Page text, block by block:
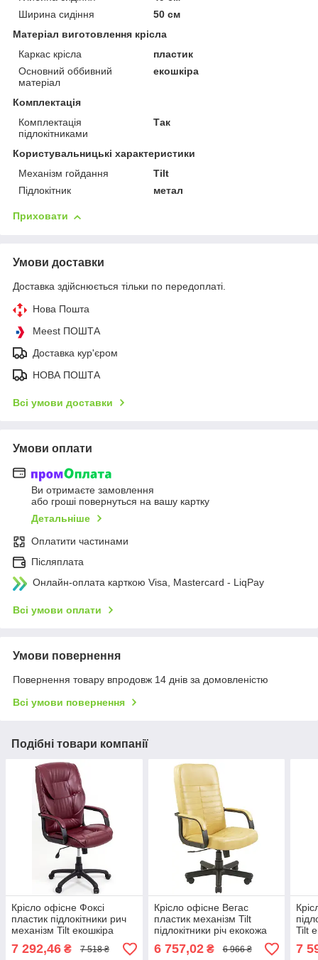
Ширина сидіння
50 см
Матеріал виготовлення крісла
Каркас крісла
пластик
Основний оббивний
матеріал
екошкіра
Комплектація
Комплектація
підлокітниками
Так
Користувальницькі характеристики
Механізм гойдання
Tilt
Підлокітник
метал
Приховати
Умови доставки
Доставка здійснюється тільки по передоплаті.
Нова Пошта
Meest ПОШТА
Доставка кур'єром
НОВА ПОШТА
Всі умови доставки
Умови оплати
Ви отримаєте замовлення
або гроші повернуться на вашу картку
Детальніше
Оплатити частинами
Післяплата
Онлайн-оплата карткою Visa, Mastercard - LiqPay
Всі умови оплати
Умови повернення
Повернення товару впродовж 14 днів за домовленістю
Всі умови повернення
Подібні товари компанії
Крісло офісне Фоксі
пластик підлокітники рич
механізм Tilt екошкіра
Флай-2223 (Richman ТМ)
7 292,46 ₴ 7 518 ₴
Крісло офісне Вегас
пластик механізм Tilt
підлокітники річ екокожа
Титан Голд Беж (Richman
ТМ)
6 757,02₴ 6 966 ₴
Tilt
7